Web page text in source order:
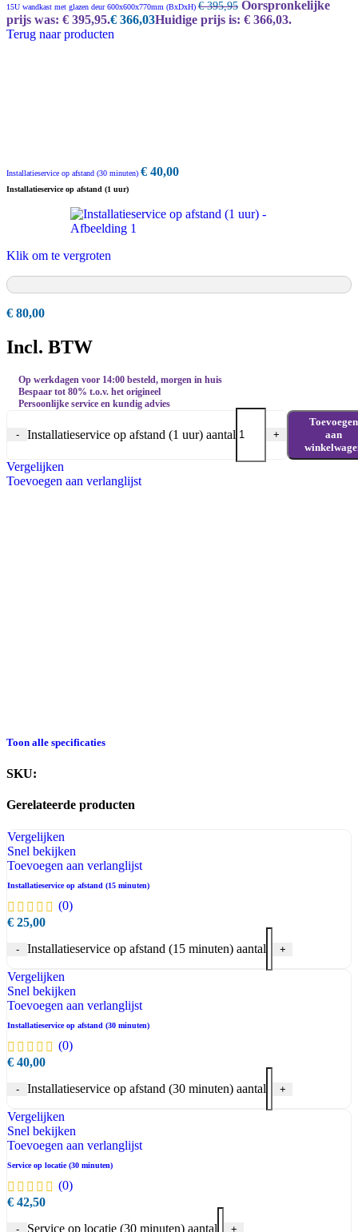
15U wandkast met glazen deur 600x600x770mm (BxDxH) €395,95 Oorspronkelijke
prijs was: € 395,95.€ 366,03Huidige prijs is: € 366,03.
Terug naar producten
Installatieservice op afstand (30 minuten) € 40,00
Installatieservice op afstand (1 uur)
Klik om te vergroten
€ 80,00
Incl. BTW
Op werkdagen voor 14:00 besteld, morgen in huis
Bespaar tot 80% t.o.v. het origineel
Persoonlijke service en kundig advies
- Installatieservice op afstand (1 uur) aantal +
Toevoegen
aan
Vergelijken
Toevoegen aan verlanglijst
Toon alle specificaties
SKU:
Gerelateerde producten​
Vergelijken
Snel bekijken
Toevoegen aan verlanglijst
Installatieservice op afstand (15 minuten)
(0)
€ 25,00
- Installatieservice op afstand (15 minuten) aantal +
Vergelijken
Snel bekijken
Toevoegen aan verlanglijst
Installatieservice op afstand (30 minuten)
(0)
€ 40,00
- Installatieservice op afstand (30 minuten) aantal +
Vergelijken
Snel bekijken
Toevoegen aan verlanglijst
Service op locatie (30 minuten)
(0)
€ 42,50
- Service op locatie (30 minuten) aantal +